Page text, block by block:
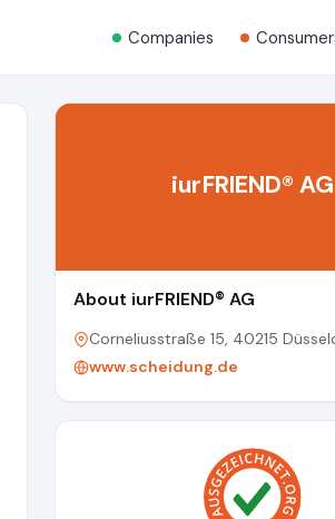
Companies
iurFRIEND® AG
About iurFRIEND® AG
Corneliusstraße 15, 40215
www.scheidung.de